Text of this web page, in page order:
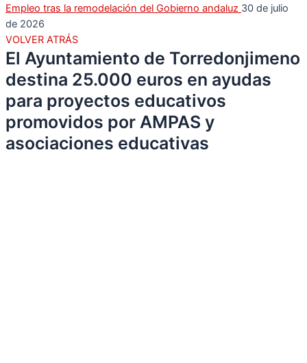
Empleo tras la remodelación del Gobierno andaluz 30 de julio
de 2026
VOLVER ATRÁS
El Ayuntamiento de Torredonjimeno
destina 25.000 euros en ayudas
para proyectos educativos
promovidos por AMPAS y
asociaciones educativas